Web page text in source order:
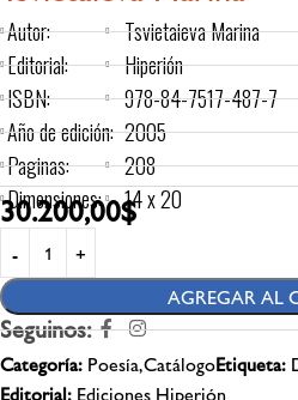
Autor:
Editorial:
ISBN:
Año de edición:
Paginas:
Dimensiones:
Tsvietaieva Marina
Hiperión
978-84-7517-487-7
2005
208
14 x 20
30.200,00$
AGREGAR AL
Seguinos:
Categoría: Poesía,CatálogoEtiqueta:
Editorial: Ediciones Hiperión